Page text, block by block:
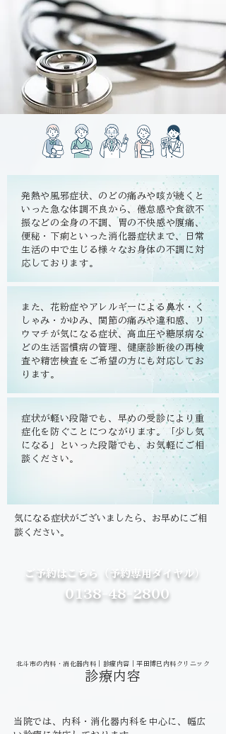
発熱や風邪症状、のどの痛みや咳が続くと
いった急な体調不良から、倦怠感や食欲不
振などの全身の不調、胃の不快感や腹痛、
便秘・下痢といった消化器症状まで、日常
生活の中で生じる様々なお身体の不調に対
応しております。
また、花粉症やアレルギーによる鼻水・く
しゃみ・かゆみ、関節の痛みや違和感、リ
ウマチが気になる症状、高血圧や糖尿病な
どの生活習慣病の管理、健康診断後の再検
査や精密検査をご希望の方にも対応してお
ります。
症状が軽い段階でも、早めの受診により重
症化を防ぐことにつながります。 「少し気
になる」といった段階でも、お気軽にご相
談ください。
気になる症状がございましたら、お早めにご相
談ください。
ご予約はこちら（予約専用ダイヤル）
0138-48-2800
北斗市の内科・消化器内科｜診療内容｜平田博巳内科クリニック
診療内容
当院では、内科・消化器内科を中心に、幅広